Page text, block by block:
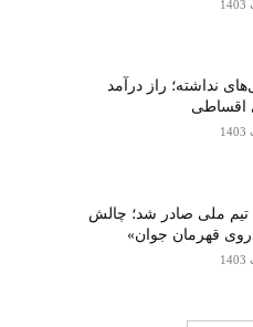
نداشته؛ راز درآمد
اقساطی
تیم ملی صادر شد؛ چالش
قهرمان جوان»